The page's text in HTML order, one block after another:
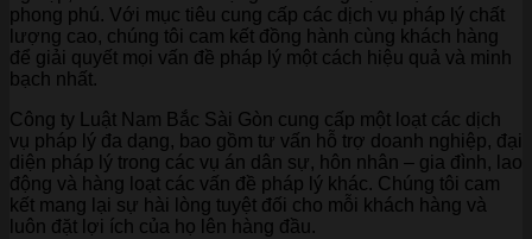
phong phú. Với mục tiêu cung cấp các dịch vụ pháp lý chất
lượng cao, chúng tôi cam kết đồng hành cùng khách hàng
để giải quyết mọi vấn đề pháp lý một cách hiệu quả và minh
bạch nhất.
Công ty Luật Nam Bắc Sài Gòn cung cấp một loạt các dịch
vụ pháp lý đa dạng, bao gồm tư vấn hỗ trợ doanh nghiệp, đại
diện pháp lý trong các vụ án dân sự, hôn nhân – gia đình, lao
động và hàng loạt các vấn đề pháp lý khác. Chúng tôi cam
kết mang lại sự hài lòng tuyệt đối cho mỗi khách hàng và
luôn đặt lợi ích của họ lên hàng đầu.